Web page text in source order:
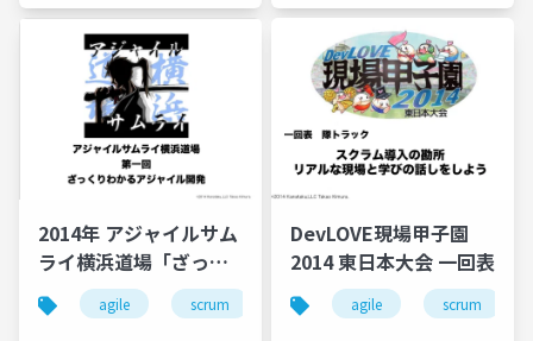
2014年 アジャイルサム
ライ横浜道場「ざっく
りわかるアジャイル開
発」
agile scrum
DevLOVE現場甲子園
2014 東日本大会 一回表
agile scrum